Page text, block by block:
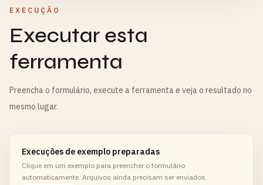
EXECUÇÃO
Executar esta
ferramenta
Preencha o formulário, execute a ferramenta e veja o resultado no
mesmo lugar.
Execuções de exemplo preparadas
Clique em um exemplo para preencher o formulário
automaticamente. Arquivos ainda precisam ser enviados.